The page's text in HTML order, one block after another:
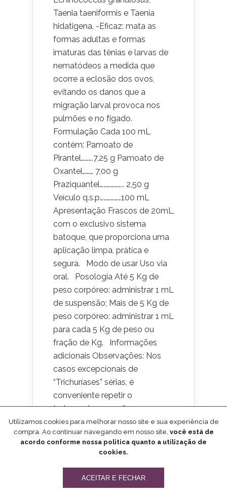
Taenia taeniformis e Taenia
hidatigena. -Eficaz: mata as
formas adultas e formas
imaturas das tênias e larvas de
nematódeos a medida que
ocorre a eclosão dos ovos,
evitando os danos que a
migração larval provoca nos
pulmões e no fígado.
Formulação Cada 100 mL
contém: Pamoato de
Pirantel……….7,25 g Pamoato de
Oxantel……… 7,00 g
Praziquantel……………….. 2,50 g
Veículo q.s.p………………100 mL
Apresentação Frascos de 20mL,
com o exclusivo sistema
batoque, que proporciona uma
aplicação limpa, prática e
segura. Modo de usar Uso via
oral. Posologia Até 5 Kg de
peso corpóreo: administrar 1 mL
de suspensão; Mais de 5 Kg de
peso corpóreo: administrar 1 mL
para cada 5 Kg de peso ou
fração de Kg. Informações
adicionais Observações: Nos
casos excepcionais de
“Trichuríases” sérias, é
conveniente repetir o
tratamento por 3 dias
consecutivos. É aconselhável
aplicar tratamento anti-pulgas
no animal e no ambiente no
administração deste produto
com o intuito de evitar a
Utilizamos cookies para melhorar nosso site e sua experiência de
compra. Ao continuar navegando em nosso site, você está de
acordo conforme nossa política quanto a utilização de
cookies.
ACEITAR E FECHAR